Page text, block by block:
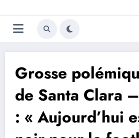
au
contenu
Grosse
de Santa Clara
: « Aujourd’hui